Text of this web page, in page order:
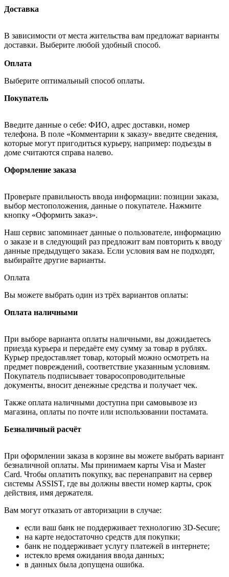
Доставка
В зависимости от места жительства вам предложат варианты
доставки. Выберите любой удобный способ.
Оплата
Выберите оптимальный способ оплаты.
Покупатель
Введите данные о себе: ФИО, адрес доставки, номер
телефона. В поле «Комментарии к заказу» введите сведения,
которые могут пригодиться курьеру, например: подъезды в
доме считаются справа налево.
Оформление заказа
Проверьте правильность ввода информации: позиции заказа,
выбор местоположения, данные о покупателе. Нажмите
кнопку «Оформить заказ».
Наш сервис запоминает данные о пользователе, информацию
о заказе и в следующий раз предложит вам повторить к вводу
данные предыдущего заказа. Если условия вам не подходят,
выбирайте другие варианты.
Оплата
Вы можете выбрать один из трёх вариантов оплаты:
Оплата наличными
При выборе варианта оплаты наличными, вы дожидаетесь
приезда курьера и передаёте ему сумму за товар в рублях.
Курьер предоставляет товар, который можно осмотреть на
предмет повреждений, соответствие указанным условиям.
Покупатель подписывает товаросопроводительные
документы, вносит денежные средства и получает чек.
Также оплата наличными доступна при самовывозе из
магазина, оплаты по почте или использовании постамата.
Безналичный расчёт
При оформлении заказа в корзине вы можете выбрать вариант
безналичной оплаты. Мы принимаем карты Visa и Master
Card. Чтобы оплатить покупку, вас перенаправит на сервер
системы ASSIST, где вы должны ввести номер карты, срок
действия, имя держателя.
Вам могут отказать от авторизации в случае:
если ваш банк не поддерживает технологию 3D-Secure;
на карте недостаточно средств для покупки;
банк не поддерживает услугу платежей в интернете;
истекло время ожидания ввода данных;
в данных была допущена ошибка.